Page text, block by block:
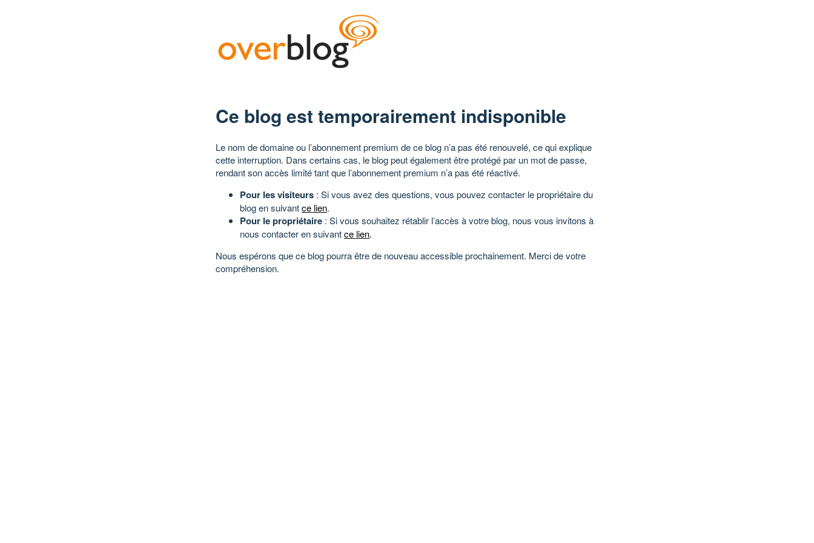
Ce blog est temporairement indisponible
Le nom de domaine ou l’abonnement premium de ce blog n’a pas été renouvelé, ce qui explique
cette interruption. Dans certains cas, le blog peut également être protégé par un mot de passe,
rendant son accès limité tant que l’abonnement premium n’a pas été réactivé.
Pour les visiteurs : Si vous avez des questions, vous pouvez contacter le propriétaire du
blog en suivantce lien.
Pour le propriétaire : Si vous souhaitez rétablir l’accès à votre blog, nous vous invitons à
nous contacter en suivantce lien.
Nous espérons que ce blog pourra être de nouveau accessible prochainement. Merci de votre
compréhension.